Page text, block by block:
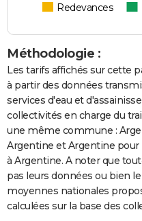
Redevances
Méthodologie :
Les tarifs affichés sur cette
à partir des données
services d'eau et
collectivités en charge du
une même commune :
Argentine et Argentine pour
à Argentine. A noter que
pas leurs données ou bien
moyennes nationales
calculées sur la base des